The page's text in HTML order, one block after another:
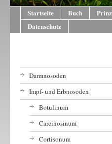
Startseite Buch
Datenschutz
Darmnosoden
Impf- und Erbnosoden
Botulinum
Carcinosinum
Cortisonum